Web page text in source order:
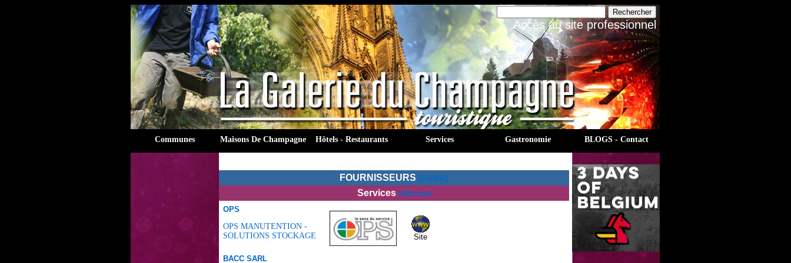
Accès au site professionnel
Communes Maisons De Champagne Hôtels - Restaurants Services Gastronomie BLOGS - Contact
FOURNISSEURS (Cacher)
Services (afficher)
OPS
OPS MANUTENTION -
SOLUTIONS STOCKAGE
Site
BACC SARL